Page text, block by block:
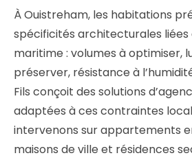
À Ouistreham, les habitations
spécificités architecturales liées
maritime : volumes à optimiser,
préserver, résistance à
Fils conçoit des solutions
adaptées à ces contraintes
intervenons sur appartements
maisons de ville et résidences